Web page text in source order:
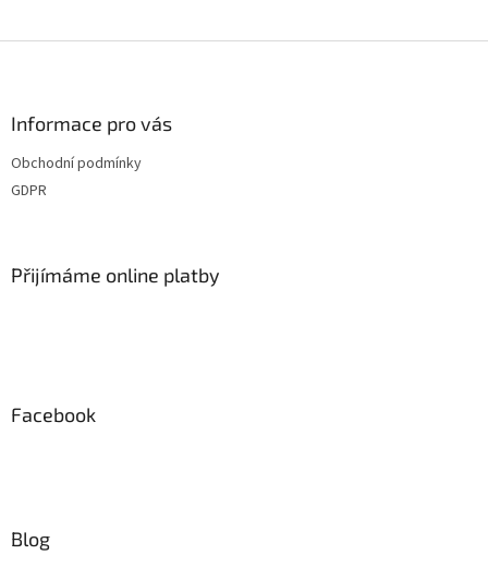
Informace pro vás
Obchodní podmínky
GDPR
Přijímáme online platby
Facebook
Blog